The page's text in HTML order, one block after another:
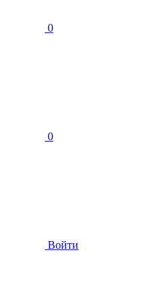
0
0
Войти